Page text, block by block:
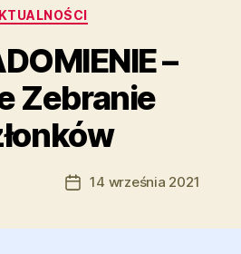
-
Dorzecze
Łeby
Kategorie
–
Zebranie
Data14 września 2021